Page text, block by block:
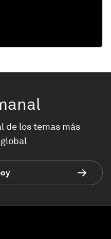
de los temas más